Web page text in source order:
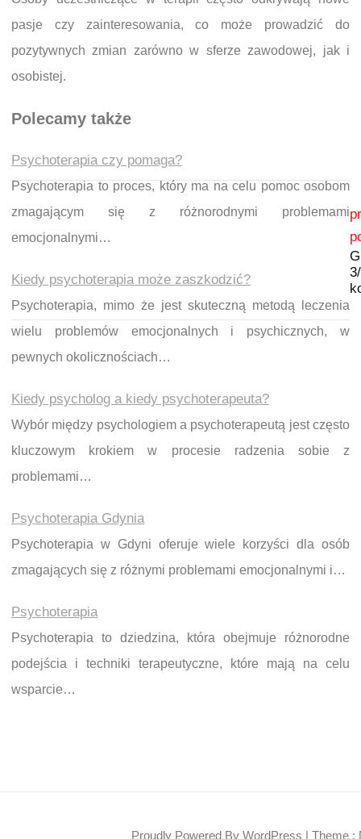
pasje czy zainteresowania, co może prowadzić do
pozytywnych zmian zarówno w sferze zawodowej, jak i
osobistej.
Polecamy także
Psychoterapia czy pomaga?
Psychoterapia to proces, który ma na celu pomoc osobom
zmagającym się z różnorodnymi problemami
emocjonalnymi…
Kiedy psychoterapia może zaszkodzić?
Psychoterapia, mimo że jest skuteczną metodą leczenia
wielu problemów emocjonalnych i psychicznych, w
pewnych okolicznościach…
Kiedy psycholog a kiedy psychoterapeuta?
Wybór między psychologiem a psychoterapeutą jest często
kluczowym krokiem w procesie radzenia sobie z
problemami…
Psychoterapia Gdynia
Psychoterapia w Gdyni oferuje wiele korzyści dla osób
zmagających się z różnymi problemami emocjonalnymi i…
Psychoterapia
Psychoterapia to dziedzina, która obejmuje różnorodne
podejścia i techniki terapeutyczne, które mają na celu
wsparcie…
Nawigacja wpisu
Proudly Powered By WordPress | Theme :